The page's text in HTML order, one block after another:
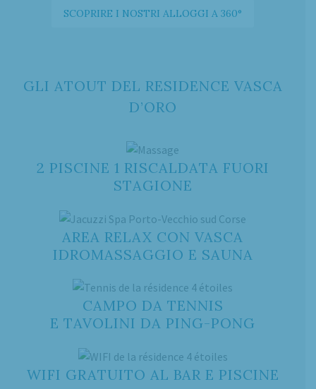
SCOPRIRE I NOSTRI ALLOGGI A 360°
GLI ATOUT DEL RESIDENCE VASCA
D’ORO
2 PISCINE 1 RISCALDATA FUORI
STAGIONE
AREA RELAX CON VASCA
IDROMASSAGGIO E SAUNA
CAMPO DA TENNIS
E TAVOLINI DA PING-PONG
WIFI GRATUITO AL BAR E PISCINE